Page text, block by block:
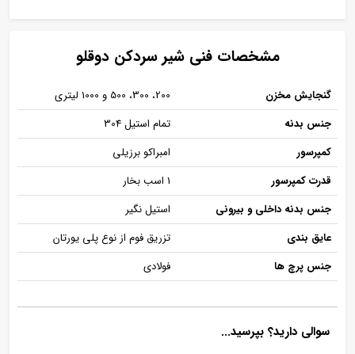
مشخصات فنی شیر سردکن دوقلو
گنجایش مخزن
200، 300، 500 و 1000 لیتری
جنس بدنه
تمام استیل 304
کمپرسور
امبراکو برزیلی
قدرت کمپرسور
1 اسب بخار
جنس بدنه داخلی و بیرونی
استیل نگیر
عایق بندی
تزریق فوم از نوع پلی یورتان
جنس پرچ ها
فولادی
سوالی دارید؟ بپرسید...